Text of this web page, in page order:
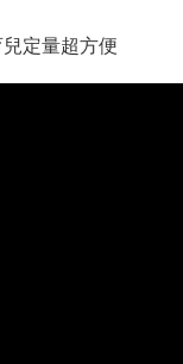
定量超方便